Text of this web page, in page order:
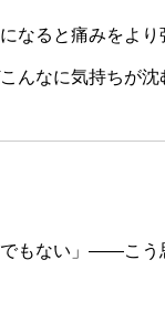
なると痛みをよ
なに気持ちが
もない」——こ